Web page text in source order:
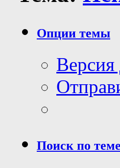
Опции темы
Версия
Поиск по теме